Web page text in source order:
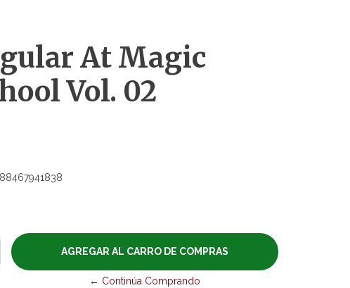
At Magic
Vol. 02
← Continúa Comprando